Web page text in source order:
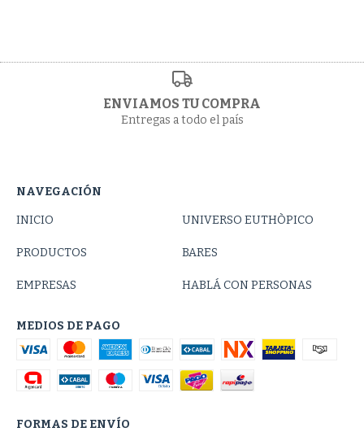
ENVIAMOS TU COMPRA
Entregas a todo el país
NAVEGACIÓN
INICIO UNIVERSO EUTHÒPICO
PRODUCTOS BARES
EMPRESAS HABLÁ CON PERSONAS
MEDIOS DE PAGO
FORMAS DE ENVÍO